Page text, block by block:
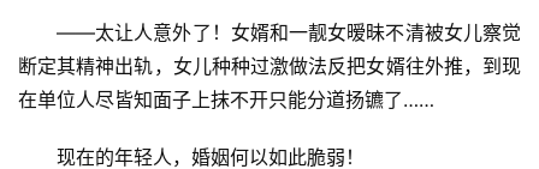
——太让人意外了！女婿和一靓女暧昧不清被女儿察觉
断定其精神出轨，女儿种种过激做法反把女婿往外推，到现
在单位人尽皆知面子上抹不开只能分道扬镳了……
现在的年轻人，婚姻何以如此脆弱！